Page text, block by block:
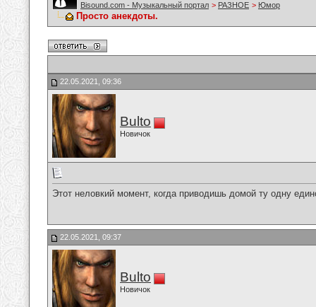
Bisound.com - Музыкальный портал > РАЗНОЕ > Юмор
Просто анекдоты.
22.05.2021, 09:36
Bulto
Новичок
Этот неловкий момент, когда приводишь домой ту одну
22.05.2021, 09:37
Bulto
Новичок